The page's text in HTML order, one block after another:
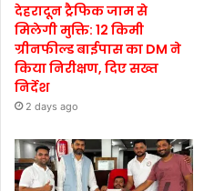
देहरादून ट्रैफिक जाम से
मिलेगी मुक्ति: 12 किमी
ग्रीनफील्ड बाईपास का DM ने
किया निरीक्षण, दिए सख्त
निर्देश
2 days ago